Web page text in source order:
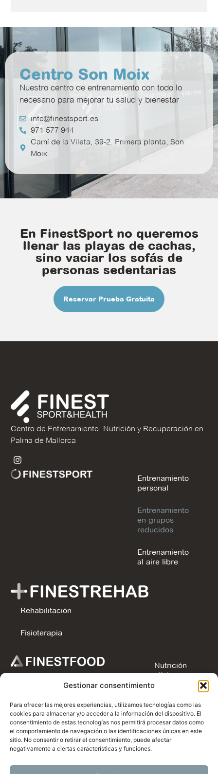
Gestionar consentimiento
Para ofrecer las mejores experiencias, utilizamos tecnologías como las
cookies para almacenar y/o acceder a la información del dispositivo. El
consentimiento de estas tecnologías nos permitirá procesar datos como
el comportamiento de navegación o las identificaciones únicas en este
sitio. No consentir o retirar el consentimiento, puede afectar
negativamente a ciertas características y funciones.
Centro Son Moix
Nuestro centro de entrenamiento con todo lo
necesario para mejorar tu salud y bienestar
info@finestsport.es
971 577 944
Camí de la Vileta, 39-2. Primera planta, Son
Moix
En FinestSport no queremos
llenar las playas de cachas,
sino vaciar los sofás de
personas sedentarias
Reservar Prueba Gratuita
Centro de Entrenamiento, Nutrición y Recuperación en
Palma de Mallorca
Entrenamiento
personal
Entrenamiento
en grupos
reducidos
Entrenamiento
al aire libre
Rehabilitación
Fisioterapia
Nutrición
clínica
deportiva
Vegan &
Veggie